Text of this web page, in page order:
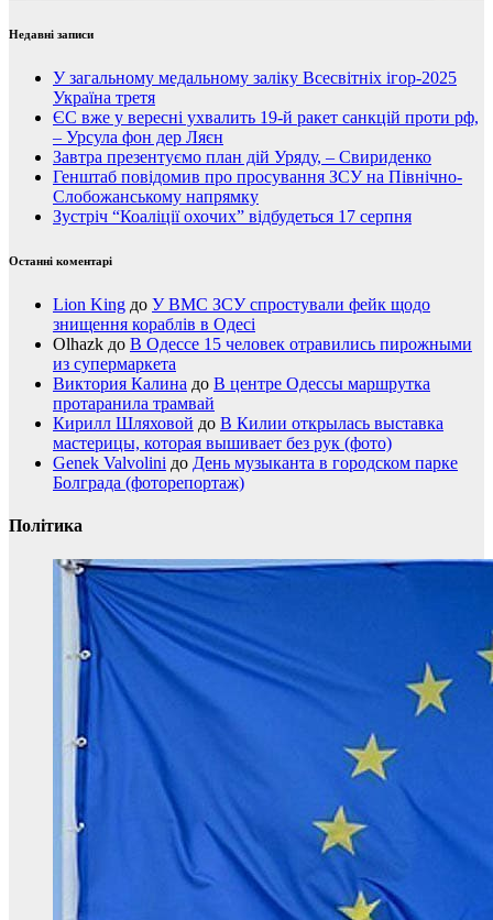
Недавні записи
У загальному медальному заліку Всесвітніх ігор-2025
Україна третя
ЄС вже у вересні ухвалить 19-й ракет санкцій проти рф,
– Урсула фон дер Ляєн
Завтра презентуємо план дій Уряду, – Свириденко
Генштаб повідомив про просування ЗСУ на Північно-
Слобожанському напрямку
Зустріч “Коаліції охочих” відбудеться 17 серпня
Останні коментарі
Lion King до У ВМС ЗСУ спростували фейк щодо
знищення кораблів в Одесі
Olhazk до В Одессе 15 человек отравились пирожными
из супермаркета
Виктория Калина до В центре Одессы маршрутка
протаранила трамвай
Кирилл Шляховой до В Килии открылась выставка
мастерицы, которая вышивает без рук (фото)
Genek Valvolini до День музыканта в городском парке
Болграда (фоторепортаж)
Політика